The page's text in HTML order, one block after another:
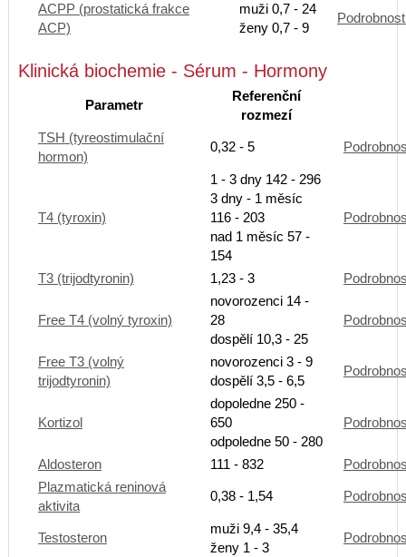
ACPP (prostatická frakce
ACP)
muži 0,7 - 24
ženy 0,7 - 9
Klinická biochemie - Sérum - Hormony
Parametr
Referenční
rozmezí
TSH (tyreostimulační
hormon)
0,32 - 5
T4 (tyroxin)
1 - 3 dny 142 - 296
3 dny - 1 měsíc
116 - 203
nad 1 měsíc 57 -
154
T3 (trijodtyronin) 1,23 - 3
Free T4 (volný tyroxin)
novorozenci 14 -
28
dospělí 10,3 - 25
Free T3 (volný
trijodtyronin)
novorozenci 3 - 9
dospělí 3,5 - 6,5
Kortizol
dopoledne 250 -
650
odpoledne 50 - 280
Aldosteron 111 - 832
Plazmatická reninová
aktivita
0,38 - 1,54
Testosteron
muži 9,4 - 35,4
ženy 1 - 3